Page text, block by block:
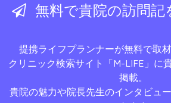
無料で貴院の訪問記
提携ライフプランナーが無料で取
クリニック検索サイト
「M-LIFE」 に
掲載。
貴院の魅力や院長先生のインタビュ